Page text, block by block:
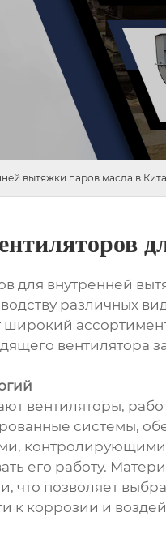
вытяжки паров масла в
для внутренней
различных
вентилятора
вентиляторы,
системы,
контролирующими
его работу.
что позволяет
к коррозии и